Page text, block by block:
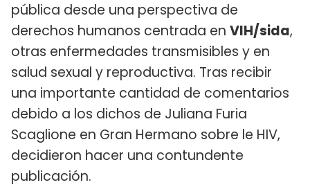
pública desde una perspectiva de
derechos humanos centrada en VIH/sida,
otras enfermedades transmisibles y en
salud sexual y reproductiva. Tras recibir
una importante cantidad de comentarios
debido a los dichos de Juliana Furia
Scaglione en Gran Hermano sobre le HIV,
decidieron hacer una contundente
publicación.